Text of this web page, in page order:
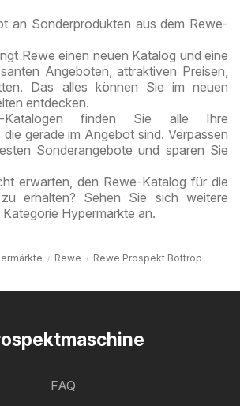
an Sonderprodukten aus dem Rewe-
Rewe einen neuen Katalog und eine
Angeboten, attraktiven Preisen,
Das alles können Sie im neuen
entdecken.
finden Sie alle Ihre
die gerade im Angebot sind. Verpassen
Sonderangebote und sparen Sie
erwarten, den Rewe-Katalog für die
erhalten? Sehen Sie sich weitere
Hypermärkte an.
Rewe Rewe Prospekt Bottrop
FAQ